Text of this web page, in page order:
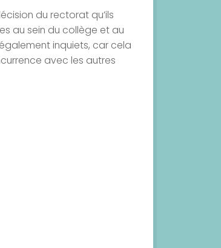
du rectorat qu’ils
au sein du collège et au
inquiets, car cela
avec les autres